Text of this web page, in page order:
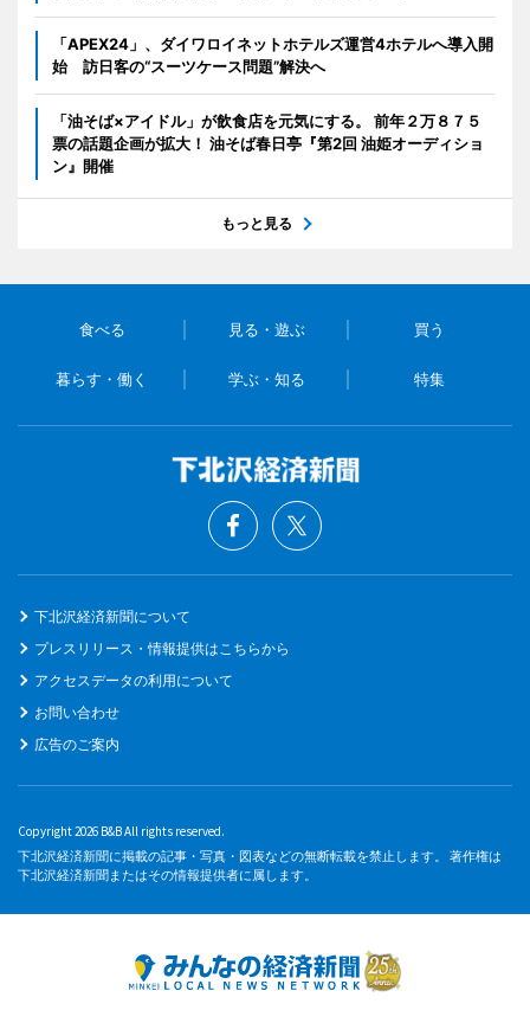
「APEX24」、ダイワロイネットホテルズ運営4ホテルへ導入開
始 訪日客の“スーツケース問題”解決へ
「油そば×アイドル」が飲食店を元気にする。 前年２万８７５
票の話題企画が拡大！ 油そば春日亭『第2回 油姫オーディショ
ン』開催
もっと見る
食べる 見る・遊ぶ 買う
暮らす・働く 学ぶ・知る 特集
下北沢経済新聞について
プレスリリース・情報提供はこちらから
アクセスデータの利用について
お問い合わせ
広告のご案内
Copyright 2026 B&B All rights reserved.
下北沢経済新聞に掲載の記事・写真・図表などの無断転載を禁止します。 著作権は
下北沢経済新聞またはその情報提供者に属します。